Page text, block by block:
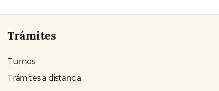
Trámites
Turnos
Trámites a distancia